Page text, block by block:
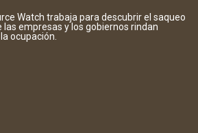
Watch trabaja para descubrir el saqueo
empresas y los gobiernos rindan
ocupación.